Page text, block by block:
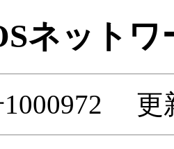
ネットワ
更